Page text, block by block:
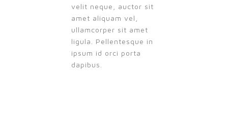
velit neque, auctor sit
amet aliquam vel,
ullamcorper sit amet
ligula. Pellentesque in
ipsum id orci porta
dapibus.